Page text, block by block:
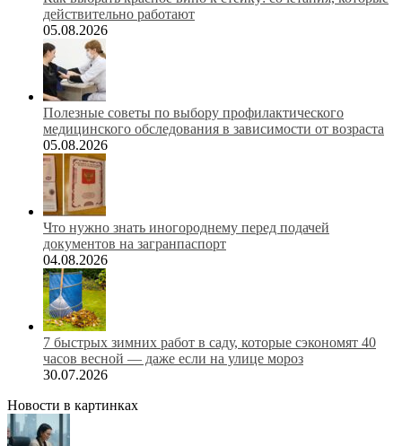
действительно работают
05.08.2026
Полезные советы по выбору профилактического
медицинского обследования в зависимости от возраста
05.08.2026
Что нужно знать иногороднему перед подачей
документов на загранпаспорт
04.08.2026
7 быстрых зимних работ в саду, которые сэкономят 40
часов весной — даже если на улице мороз
30.07.2026
Новости в картинках